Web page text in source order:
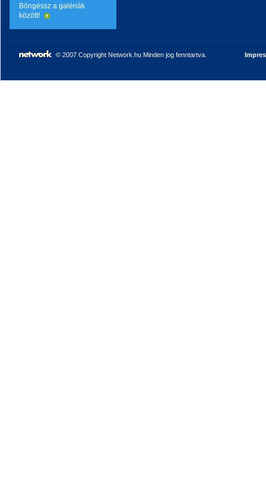
Böngéssz a galériák
között!
© 2007 Copyright Network.hu Minden jog fenntartva.